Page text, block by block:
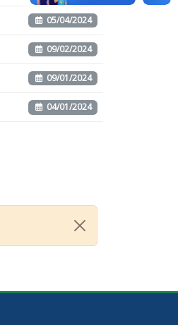
05/04/2024
09/02/2024
09/01/2024
04/01/2024